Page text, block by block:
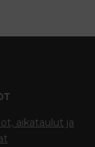
aikataulut ja